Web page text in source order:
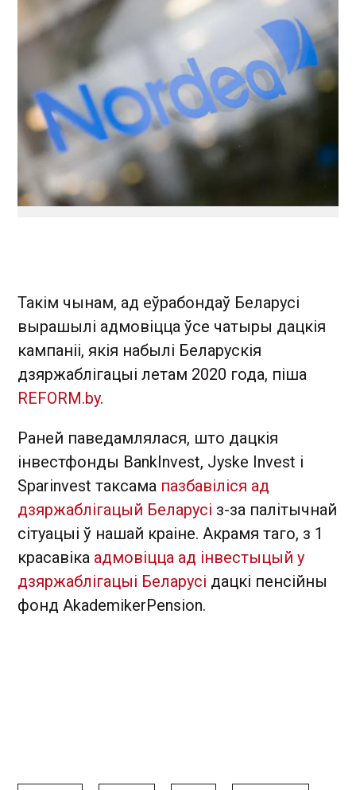
Такім чынам, ад еўрабондаў Беларусі
вырашылі адмовіцца ўсе чатыры дацкія
кампаніі, якія набылі Беларускія
дзяржаблігацыі летам 2020 года, піша
REFORM.by.
Раней паведамлялася, што дацкія
інвестфонды BankInvest, Jyske Invest і
Sparinvest таксама пазбавіліся ад
дзяржаблігацый Беларусі з-за палітычнай
сітуацыі ў нашай краіне. Акрамя таго, з 1
красавіка адмовіцца ад інвестыцый у
дзяржаблігацыі Беларусі дацкі пенсійны
фонд AkademikerPension.